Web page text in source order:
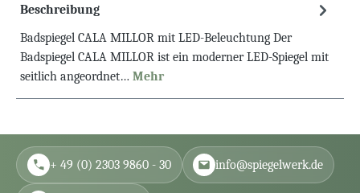
Beschreibung
Badspiegel CALA MILLOR mit LED-Beleuchtung Der
Badspiegel CALA MILLOR ist ein moderner LED-Spiegel mit
seitlich angeordnet… Mehr
+ 49 (0) 2303 9860 - 30 info@spiegelwerk.de